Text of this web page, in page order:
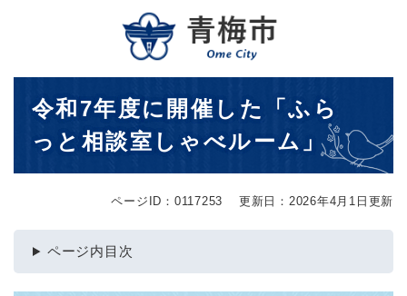
メニューを飛ばして本文へ
令和7年度に開催した「ふら
っと相談室しゃべルーム」
ページID：0117253 更新日：2026年4月1日更新
ページ内目次